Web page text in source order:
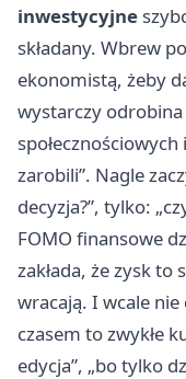
inwestycyjne
składany. Wbrew
ekonomistą, żeby
wystarczy
zarobili”. Nagle
decyzja?”, tylko:
FOMO finansowe
zakłada, że zysk to
wracają. I wcale
czasem to zwykłe
edycja”, „bo tylko